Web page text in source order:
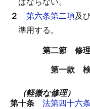
２ 第六条第二項及
準用する。
第二節 修理
第一款
（軽微な修理）
第十条 法第四十六